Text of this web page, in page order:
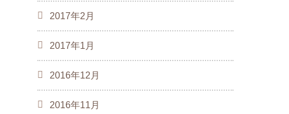
2017年2月
2017年1月
2016年12月
2016年11月